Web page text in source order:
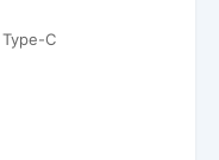
Type-C